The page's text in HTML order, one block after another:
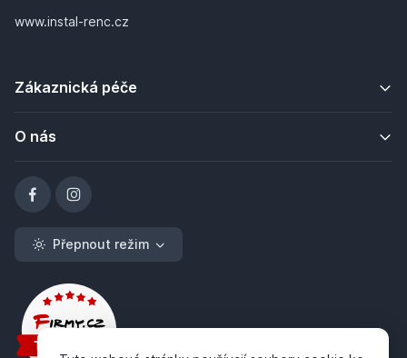
www.instal-renc.cz
Zákaznická péče
O nás
Přepnout režim